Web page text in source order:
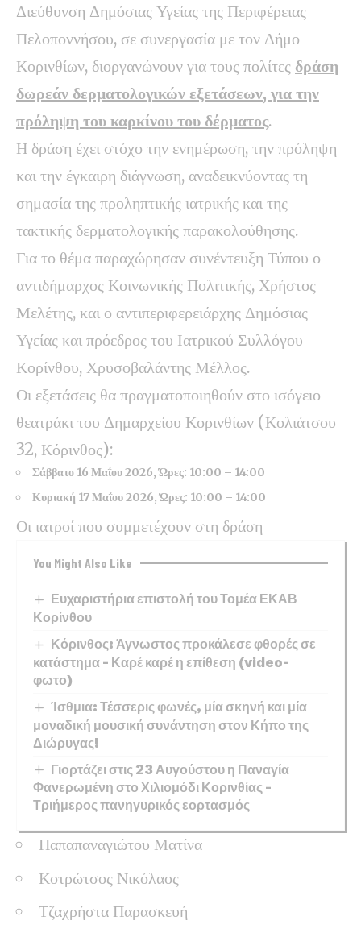
Διεύθυνση Δημόσιας Υγείας της Περιφέρειας
Πελοποννήσου, σε συνεργασία με τον Δήμο
Κορινθίων, διοργανώνουν για τους πολίτες δράση
δωρεάν δερματολογικών εξετάσεων, για την
πρόληψη του καρκίνου του δέρματος.
Η δράση έχει στόχο την ενημέρωση, την πρόληψη
και την έγκαιρη διάγνωση, αναδεικνύοντας τη
σημασία της προληπτικής ιατρικής και της
τακτικής δερματολογικής παρακολούθησης.
Για το θέμα παραχώρησαν συνέντευξη Τύπου ο
αντιδήμαρχος Κοινωνικής Πολιτικής, Χρήστος
Μελέτης, και ο αντιπεριφερειάρχης Δημόσιας
Υγείας και πρόεδρος του Ιατρικού Συλλόγου
Κορίνθου, Χρυσοβαλάντης Μέλλος.
Οι εξετάσεις θα πραγματοποιηθούν στο ισόγειο
θεατράκι του Δημαρχείου Κορινθίων (Κολιάτσου
32, Κόρινθος):
Σάββατο 16 Μαΐου 2026, Ώρες: 10:00 – 14:00
Κυριακή 17 Μαΐου 2026, Ώρες: 10:00 – 14:00
Οι ιατροί που συμμετέχουν στη δράση
You Might Also Like
Ευχαριστήρια επιστολή του Τομέα ΕΚΑΒ
Κορίνθου
Κόρινθος: Άγνωστος προκάλεσε φθορές σε
κατάστημα – Καρέ καρέ η επίθεση (video-
φωτο)
Ίσθμια: Τέσσερις φωνές, μία σκηνή και μία
μοναδική μουσική συνάντηση στον Κήπο της
Διώρυγας!
Γιορτάζει στις 23 Αυγούστου η Παναγία
Φανερωμένη στο Χιλιομόδι Κορινθίας –
Τριήμερος πανηγυρικός εορτασμός
Παπαπαναγιώτου Ματίνα
Κοτρώτσος Νικόλαος
Τζαχρήστα Παρασκευή